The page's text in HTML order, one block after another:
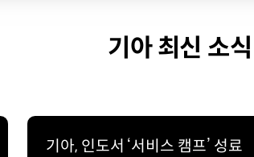
기아 최신 소식
기아, 인도서 ‘서비스 캠프’ 성료